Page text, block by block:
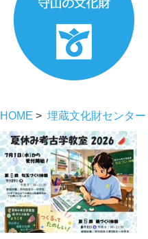
HOME > 埋蔵文化財センター